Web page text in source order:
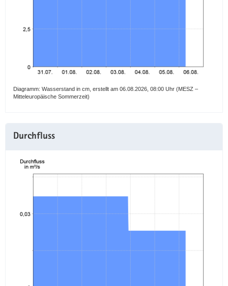
Diagramm: Wasserstand in cm, erstellt am 06.08.2026, 08:00 Uhr (MESZ –
Mitteleuropäische Sommerzeit)
Durchfluss